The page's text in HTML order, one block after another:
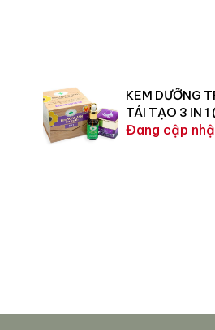
KEM DƯỠNG
TÁI TẠO 3 IN
Đang cập